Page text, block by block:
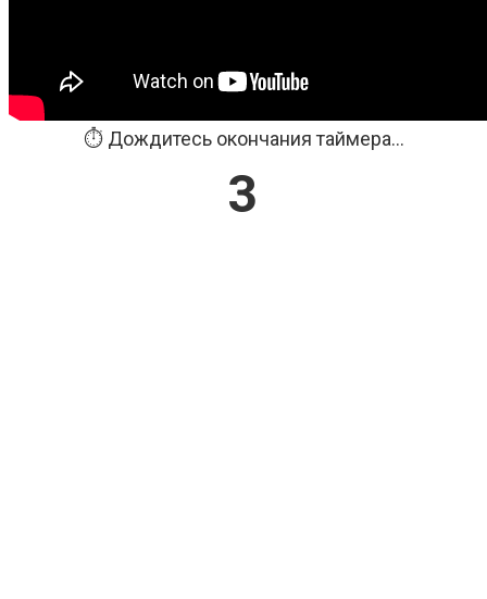
⏱️ Дождитесь окончания таймера...
3